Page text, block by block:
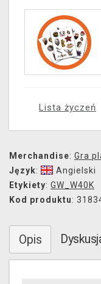
Lista życzeń
Merchandise: Gra
Język:
Angielski
Etykiety: GW_W40K
Kod produktu:
Opis